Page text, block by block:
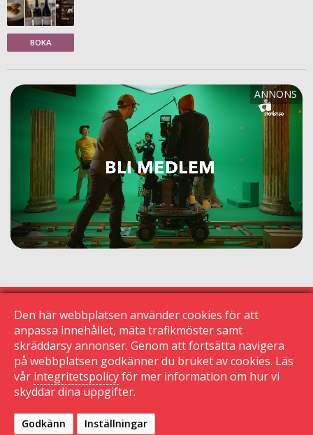
BOKA
© 2015 Krogguiden.se
113 24 Stockholm
|
Kontakta oss |Den här sidan använder cookies
Den här webbplatsen använder cookies för att
anpassa innehållet, mäta trafikmöster samt
skräddarsy annonser. Genom att fortsätta navigera
på webbplatsen godkänner du bruket av cookies. Läs
vår integritetspolicyför mer information om hur vi
skyddar dina uppgifter.
Godkänn Inställningar